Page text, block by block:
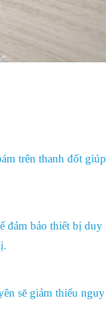
trên thanh đốt giúp
đảm bảo thiết bị duy
sẽ giảm thiểu nguy